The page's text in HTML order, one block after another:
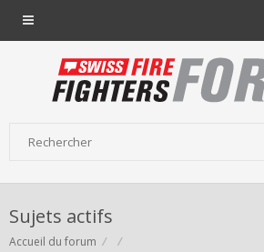
Sujets actifs
Accueil du forum